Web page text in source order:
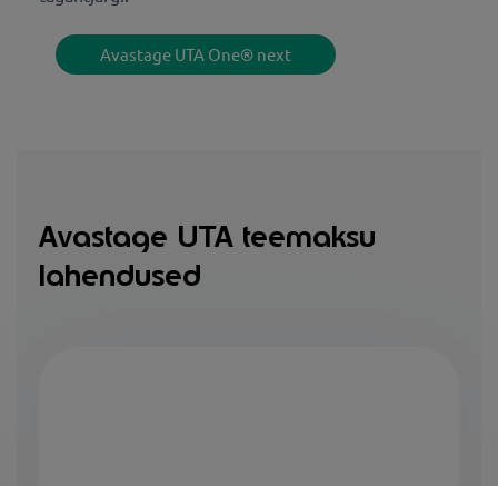
Avastage UTA One® next
Avastage UTA teemaksu
lahendused